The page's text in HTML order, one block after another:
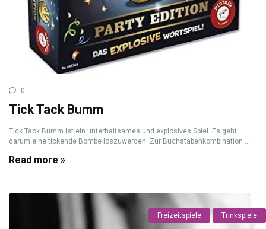
0
Tick Tack Bumm
Tick Tack Bumm ist ein unterhaltsames und explosives Spiel. Es geht
darum eine tickende Bombe loszuwerden. Zur Buchstabenkombination ...
Read more »
Freizeitspiele Trinkspiele